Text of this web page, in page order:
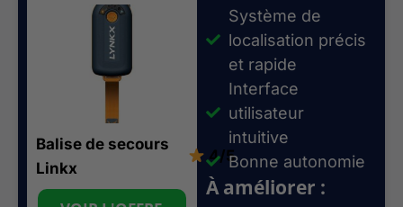
Balise de secours
Linkx
4/5
Système de
localisation précis
et rapide
Interface
utilisateur
intuitive
Bonne autonomie
À améliorer :